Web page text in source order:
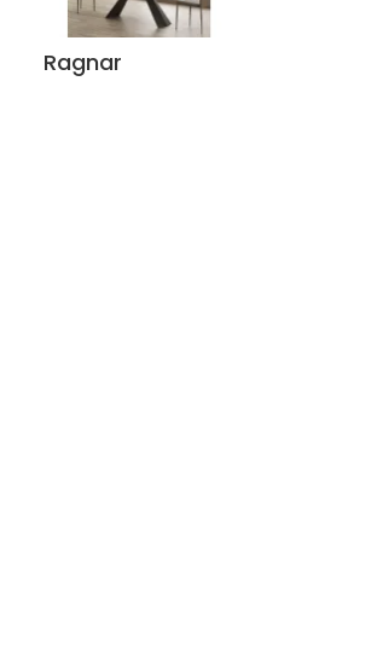
Ragnar